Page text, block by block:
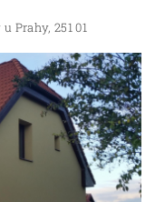
Prahy, 251 01